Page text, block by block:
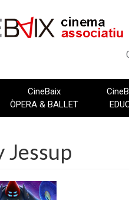
CineBaix
ÒPERA & BALLET
Jessup